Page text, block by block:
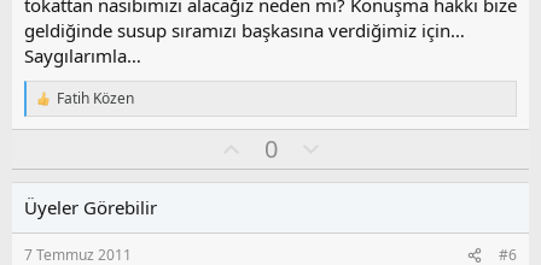
geldiğinde susup sıramızı başkasına verdiğimiz için…
Saygılarımla…
T
e
i
l
e
r
Fatih Közen
y
0
l
s
Üyeler Görebilir
7 Temmuz 2011 #6